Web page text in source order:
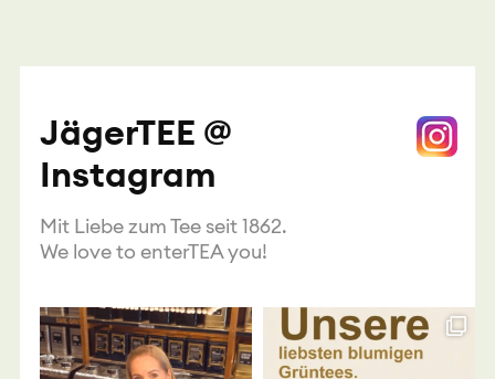
JägerTEE @
Instagram
Mit Liebe zum Tee seit 1862.
We love to enterTEA you!